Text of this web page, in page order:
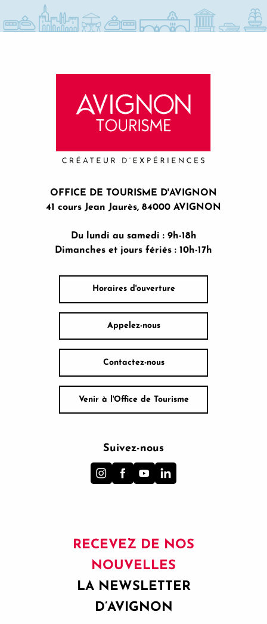
OFFICE DE TOURISME D'AVIGNON
41 cours Jean Jaurès, 84000 AVIGNON
Du lundi au samedi : 9h-18h
Dimanches et jours fériés : 10h-17h
Horaires d'ouverture
Appelez-nous
Contactez-nous
Venir à l'Office de Tourisme
Suivez-nous
RECEVEZ DE NOS
NOUVELLES
LA NEWSLETTER
D’AVIGNON